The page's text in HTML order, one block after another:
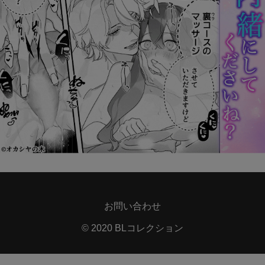
お問い合わせ
© 2020 BLコレクション